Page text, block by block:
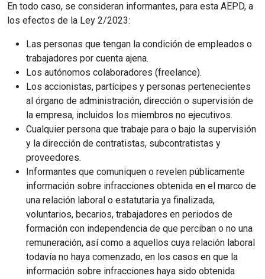
En todo caso, se consideran informantes, para esta AEPD, a
los efectos de la Ley 2/2023:
Las personas que tengan la condición de empleados o
trabajadores por cuenta ajena.
Los autónomos colaboradores (freelance).
Los accionistas, partícipes y personas pertenecientes
al órgano de administración, dirección o supervisión de
la empresa, incluidos los miembros no ejecutivos.
Cualquier persona que trabaje para o bajo la supervisión
y la dirección de contratistas, subcontratistas y
proveedores.
Informantes que comuniquen o revelen públicamente
información sobre infracciones obtenida en el marco de
una relación laboral o estatutaria ya finalizada,
voluntarios, becarios, trabajadores en periodos de
formación con independencia de que perciban o no una
remuneración, así como a aquellos cuya relación laboral
todavía no haya comenzado, en los casos en que la
información sobre infracciones haya sido obtenida